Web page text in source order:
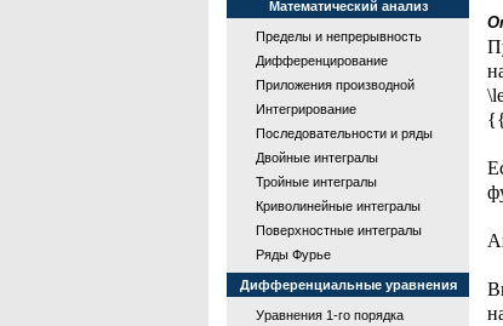
Математический анализ
Пределы и непрерывность
Дифференцирование
Приложения производной
Интегрирование
Последовательности и ряды
Двойные интегралы
Тройные интегралы
Криволинейные интегралы
Поверхностные интегралы
Ряды Фурье
Дифференциальные уравнения
Уравнения 1-го порядка